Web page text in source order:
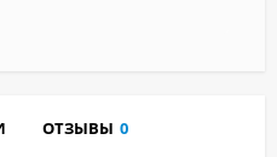
ОТЗЫВЫ 0